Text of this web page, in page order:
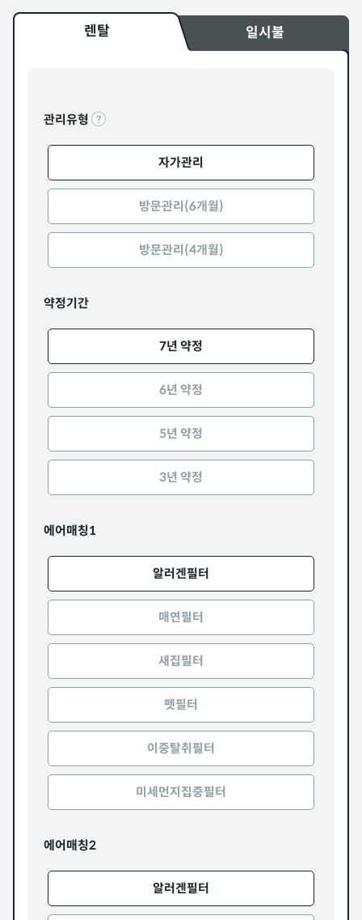
렌탈 일시불
관리유형
자가관리
방문관리(6개월)
방문관리(4개월)
약정기간
7년 약정
6년 약정
5년 약정
3년 약정
에어매칭1
알러겐필터
매연필터
새집필터
펫필터
이중탈취필터
미세먼지집중필터
에어매칭2
알러겐필터